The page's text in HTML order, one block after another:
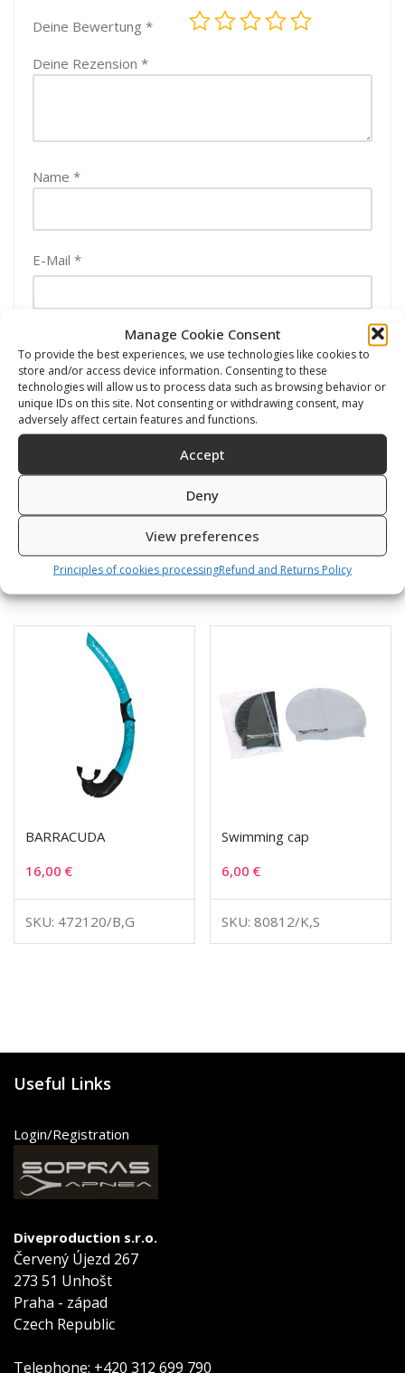
Manage Cookie Consent
To provide the best experiences, we use technologies like cookies to
store and/or access device information. Consenting to these
technologies will allow us to process data such as browsing behavior or
unique IDs on this site. Not consenting or withdrawing consent, may
adversely affect certain features and functions.
Accept
Deny
View preferences
Principles of cookies processingRefund and Returns Policy
Deine Bewertung *
Deine Rezension *
Name *
E-Mail *
Name, E-Mail-Adresse und Website in diesem
Browser für meinen nächsten Kommentar speichern.
Ähnliche Produkte
BARRACUDA
16,00 €
SKU: 472120/B,G
Swimming cap
6,00€
SKU: 80812/K,S
Useful Links
Login/Registration
Diveproduction s.r.o.
Červený Újezd 267
273 51 Unhošt
Praha - západ
Czech Republic
Telephone: +420 312 699 790